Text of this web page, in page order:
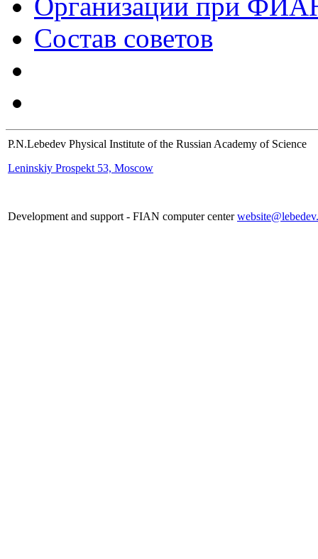
Состав советов
P.N.Lebedev Physical Institute of the Russian Academy of Science
Leninskiy Prospekt 53, Moscow
Development and support - FIAN computer center